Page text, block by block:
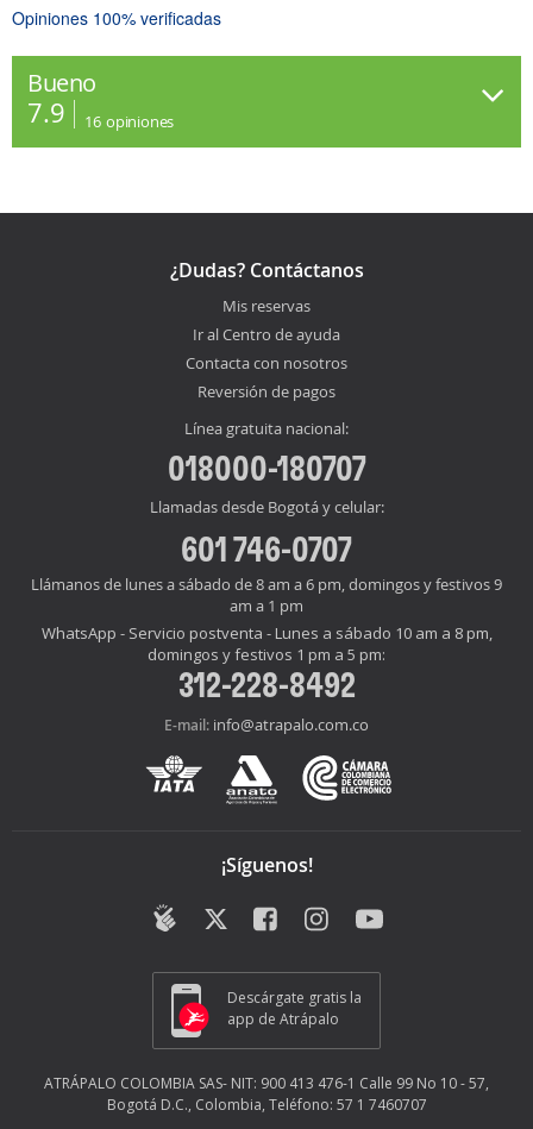
Opiniones 100% verificadas
Bueno
7.9 16 opiniones
¿Dudas? Contáctanos
Mis reservas
Ir al Centro de ayuda
Contacta con nosotros
Reversión de pagos
Línea gratuita nacional:
018000-180707
Llamadas desde Bogotá y celular:
601 746-0707
Llámanos de lunes a sábado de 8 am a 6 pm, domingos y festivos 9
am a 1 pm
WhatsApp - Servicio postventa - Lunes a sábado 10 am a 8 pm,
domingos y festivos 1 pm a 5 pm:
312-228-8492
E-mail: info@atrapalo.com.co
¡Síguenos!
Descárgate gratis la
app de Atrápalo
ATRÁPALO COLOMBIA SAS- NIT: 900 413 476-1 Calle 99 No 10 - 57,
Bogotá D.C., Colombia, Teléfono: 57 1 7460707